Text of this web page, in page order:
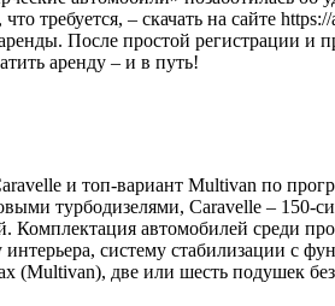
требуется, – скачать на сайте
После простой регистрации и
аренду – и в путь!
и топ-вариант Multivan по
турбодизелями, Caravelle – 150-
автомобилей среди
систему стабилизации с
(Multivan), две или шесть подушек